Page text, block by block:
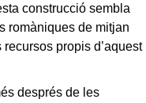
construcció sembla
romàniques de mitjan
propis d’aquest
després de les